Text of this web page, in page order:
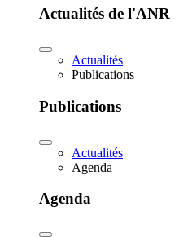
Actualités de l'ANR
Actualités
Publications
Publications
Actualités
Agenda
Agenda